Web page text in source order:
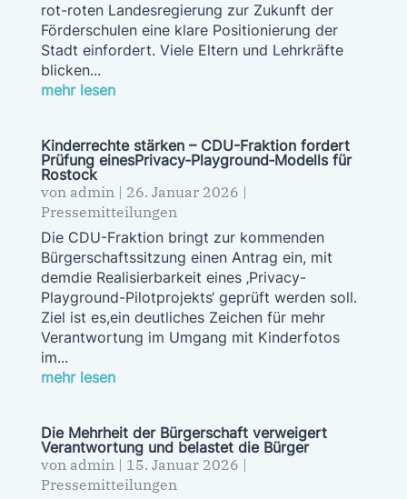
rot-roten Landesregierung zur Zukunft der
Förderschulen eine klare Positionierung der
Stadt einfordert. Viele Eltern und Lehrkräfte
blicken...
mehr lesen
Kinderrechte stärken – CDU-Fraktion fordert
Prüfung einesPrivacy‑Playground‑Modells für
Rostock
von admin | 26. Januar 2026 |
Pressemitteilungen
Die CDU-Fraktion bringt zur kommenden
Bürgerschaftssitzung einen Antrag ein, mit
demdie Realisierbarkeit eines ‚Privacy-
Playground-Pilotprojekts‘ geprüft werden soll.
Ziel ist es,ein deutliches Zeichen für mehr
Verantwortung im Umgang mit Kinderfotos
im...
mehr lesen
Die Mehrheit der Bürgerschaft verweigert
Verantwortung und belastet die Bürger
von admin | 15. Januar 2026 |
Pressemitteilungen